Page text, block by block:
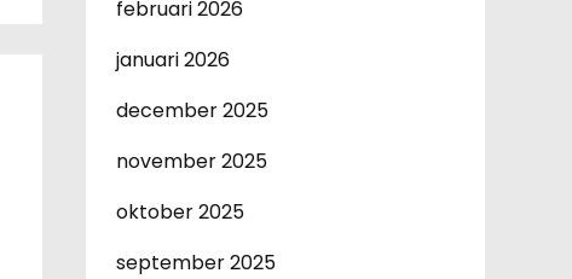
februari 2026
januari 2026
december 2025
november 2025
oktober 2025
september 2025